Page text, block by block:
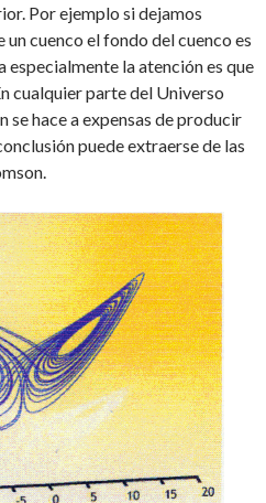
Por ejemplo si dejamos
cuenco el fondo del cuenco es
la atención es que
cualquier parte del Universo
se hace a expensas de producir
puede extraerse de las